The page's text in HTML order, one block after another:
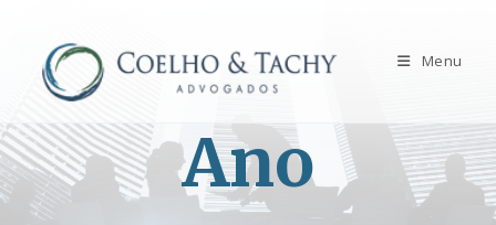
Menu
Ano